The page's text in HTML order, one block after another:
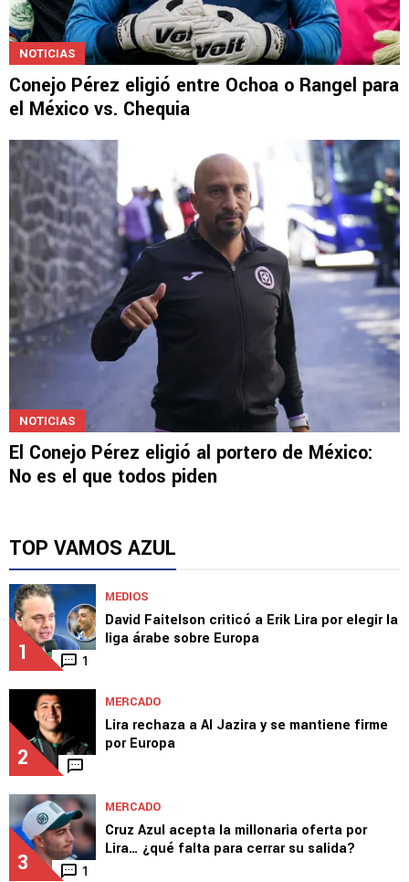
NOTICIAS
Conejo Pérez eligió entre Ochoa o Rangel para
el México vs. Chequia
NOTICIAS
El Conejo Pérez eligió al portero de México:
No es el que todos piden
TOP VAMOS AZUL
1 1
MEDIOS
David Faitelson criticó a Erik Lira por elegir la
liga árabe sobre Europa
2
MERCADO
Lira rechaza a Al Jazira y se mantiene firme
por Europa
3 1
MERCADO
Cruz Azul acepta la millonaria oferta por
Lira… ¿qué falta para cerrar su salida?